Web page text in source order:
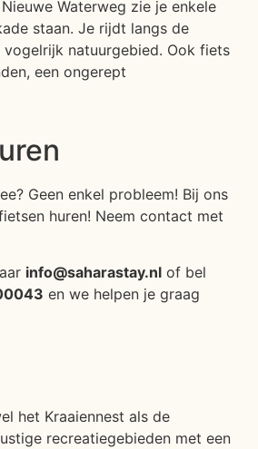
Waterweg zie je enkele
staan. Je rijdt langs de
vogelrijk natuurgebied. Ook fiets
een ongerept
Geen enkel probleem! Bij ons
huren! Neem contact met
info@saharastay.nl of bel
en we helpen je graag
het Kraaiennest als de
recreatiegebieden met een